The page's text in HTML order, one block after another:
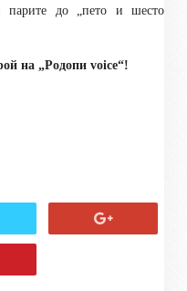
парите до „пето и шесто
на „Родопи voice“!